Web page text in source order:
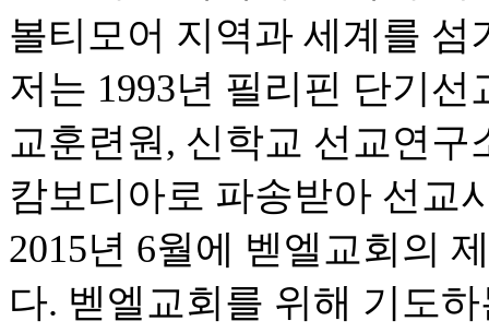
볼티모어 지역과 세계를
저는 1993년 필리핀 단기
교훈련원, 신학교 선교연구
캄보디아로 파송받아 선교
2015년 6월에 벧엘교회의
다. 벧엘교회를 위해 기도